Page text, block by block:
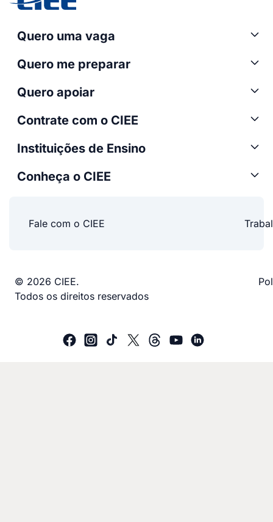
Quero uma vaga
Quero me preparar
Quero apoiar
Contrate com o CIEE
Instituições de Ensino
Conheça o CIEE
Fale com o CIEE
© 2026 CIEE.
Todos os direitos reservados